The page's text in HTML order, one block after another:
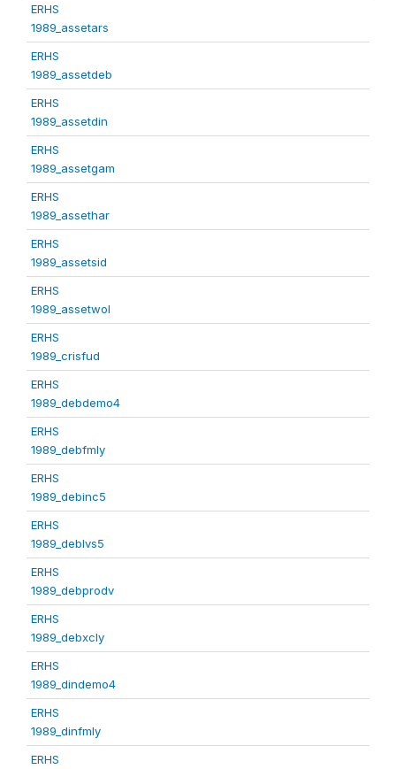
ERHS
1989_assetars
ERHS
1989_assetdeb
ERHS
1989_assetdin
ERHS
1989_assetgam
ERHS
1989_assethar
ERHS
1989_assetsid
ERHS
1989_assetwol
ERHS
1989_crisfud
ERHS
1989_debdemo4
ERHS
1989_debfmly
ERHS
1989_debinc5
ERHS
1989_deblvs5
ERHS
1989_debprodv
ERHS
1989_debxcly
ERHS
1989_dindemo4
ERHS
1989_dinfmly
ERHS